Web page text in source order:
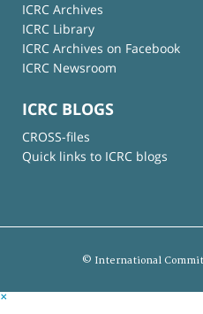
ICRC Archives
ICRC Library
ICRC Archives on Facebook
ICRC Newsroom
ICRC BLOGS
CROSS-files
Quick links to ICRC blogs
© International
×